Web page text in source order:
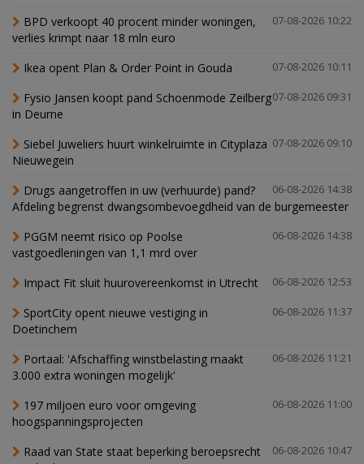
07-08-2026 10:22
BPD verkoopt 40 procent minder woningen,
verlies krimpt naar 18 mln euro
07-08-2026 10:11
Ikea opent Plan & Order Point in Gouda
07-08-2026 09:31
Fysio Jansen koopt pand Schoenmode Zeilberg
in Deurne
07-08-2026 09:10
Siebel Juweliers huurt winkelruimte in Cityplaza
Nieuwegein
06-08-2026 14:38
Drugs aangetroffen in uw (verhuurde) pand?
Afdeling begrenst dwangsombevoegdheid van de burgemeester
06-08-2026 14:38
PGGM neemt risico op Poolse
vastgoedleningen van 1,1 mrd over
06-08-2026 12:53
Impact Fit sluit huurovereenkomst in Utrecht
06-08-2026 11:37
SportCity opent nieuwe vestiging in
Doetinchem
06-08-2026 11:21
Portaal: 'Afschaffing winstbelasting maakt
3.000 extra woningen mogelijk'
06-08-2026 11:00
197 miljoen euro voor omgeving
hoogspanningsprojecten
06-08-2026 10:47
Raad van State staat beperking beroepsrecht